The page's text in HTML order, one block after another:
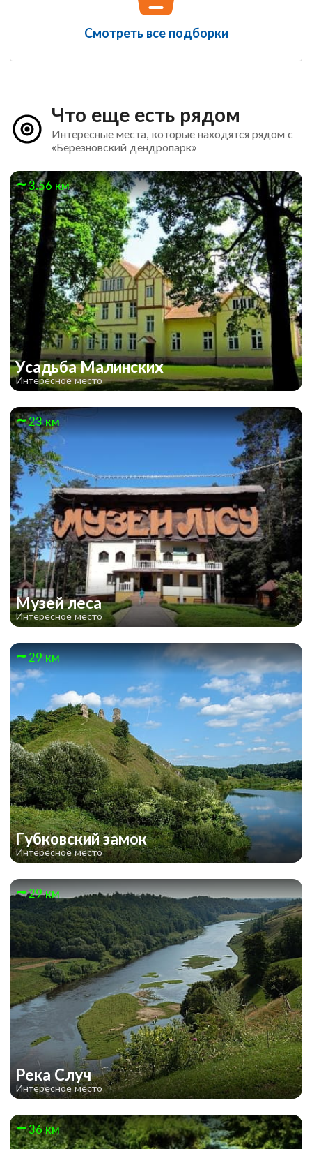
Смотреть все подборки
Что еще есть рядом
Интересные места, которые находятся рядом с
«Березновский дендропарк»
3.56 км
Усадьба Малинских
Интересное место
23 км
Музей леса
Интересное место
29 км
Губковский замок
Интересное место
29 км
Река Случ
Интересное место
36 км